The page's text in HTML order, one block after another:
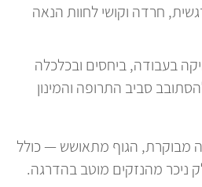
חרדה וקושי לחוות הנאה
בעבודה, ביחסים ובכלכלה
סביב התרופה והמינון
מבוקרת, הגוף מתאושש — כולל
ניכר מהנזקים מוטב בהדרגה.